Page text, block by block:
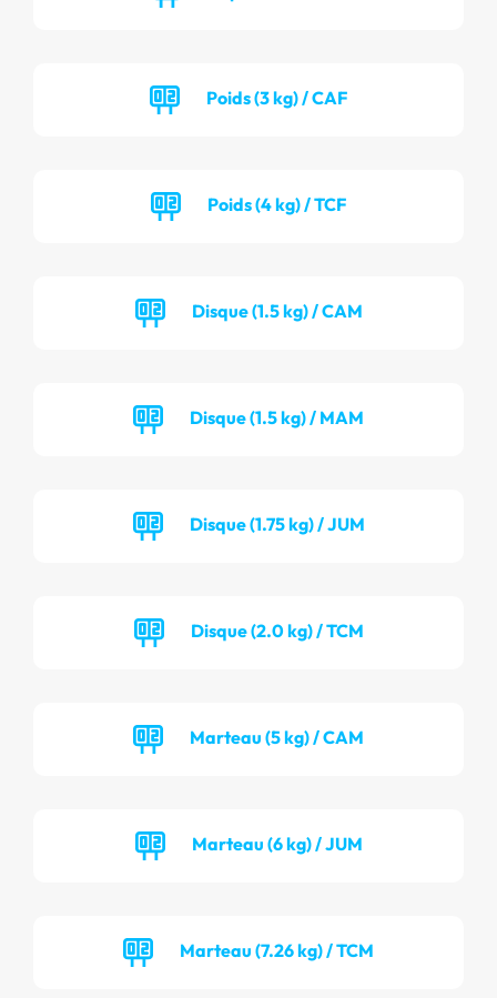
Poids (3 kg) / CAF
Poids (4 kg) / TCF
Disque (1.5 kg) / CAM
Disque (1.5 kg) / MAM
Disque (1.75 kg) / JUM
Disque (2.0 kg) / TCM
Marteau (5 kg) / CAM
Marteau (6 kg) / JUM
Marteau (7.26 kg) / TCM